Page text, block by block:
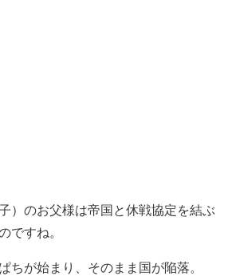
）のお父様は帝国と休戦協定を結ぶ
ですね。
ちが始まり、そのまま国が陥落。